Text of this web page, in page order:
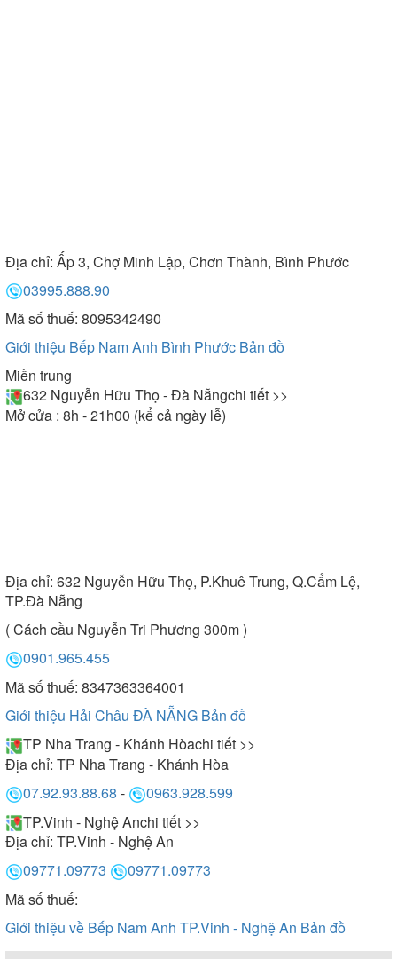
Địa chỉ: Ấp 3, Chợ Minh Lập, Chơn Thành, Bình Phước
03995.888.90
Mã số thuế: 8095342490
Giới thiệu Bếp Nam Anh Bình Phước Bản đồ
Miền trung
632 Nguyễn Hữu Thọ - Đà Nẵngchi tiết >>
Mở cửa : 8h - 21h00 (kể cả ngày lễ)
Địa chỉ: 632 Nguyễn Hữu Thọ, P.Khuê Trung, Q.Cẩm Lệ,
TP.Đà Nẵng
( Cách cầu Nguyễn Tri Phương 300m )
0901.965.455
Mã số thuế: 8347363364001
Giới thiệu Hải Châu ĐÀ NẴNG Bản đồ
TP Nha Trang - Khánh Hòachi tiết >>
Địa chỉ: TP Nha Trang - Khánh Hòa
07.92.93.88.68 -
0963.928.599
TP.Vinh - Nghệ Anchi tiết >>
Địa chỉ: TP.Vinh - Nghệ An
09771.09773
09771.09773
Mã số thuế:
Giới thiệu về Bếp Nam Anh TP.Vinh - Nghệ An Bản đồ